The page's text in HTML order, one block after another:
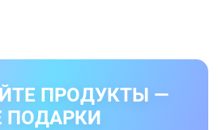
ПРОДУКТЫ —
ПОДАРКИ